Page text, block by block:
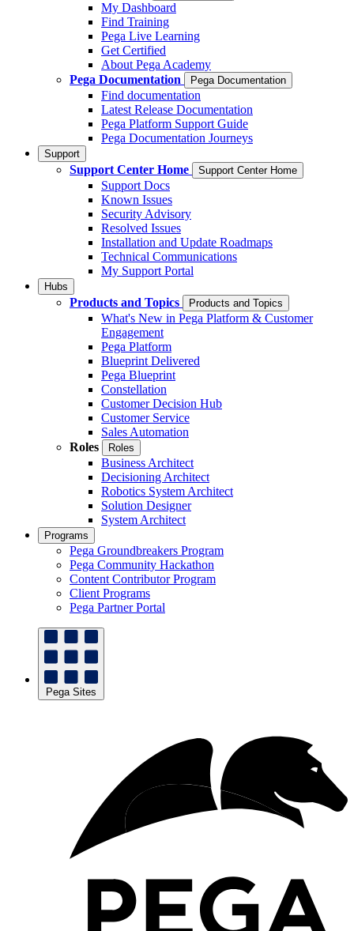
My Dashboard
Find Training
Pega Live Learning
Get Certified
About Pega Academy
Pega Documentation
Pega Documentation
Find documentation
Latest Release Documentation
Pega Platform Support Guide
Pega Documentation Journeys
Support
Support Center Home Support Center Home
Support Docs
Known Issues
Security Advisory
Resolved Issues
Installation and Update Roadmaps
Technical Communications
My Support Portal
Hubs
Products and Topics Products and Topics
What's New in Pega Platform & Customer
Engagement
Pega Platform
Blueprint Delivered
Pega Blueprint
Constellation
Customer Decision Hub
Customer Service
Sales Automation
Roles
Roles
Business Architect
Decisioning Architect
Robotics System Architect
Solution Designer
System Architect
Programs
Pega Groundbreakers Program
Pega Community Hackathon
Content Contributor Program
Client Programs
Pega Partner Portal
Pega Sites